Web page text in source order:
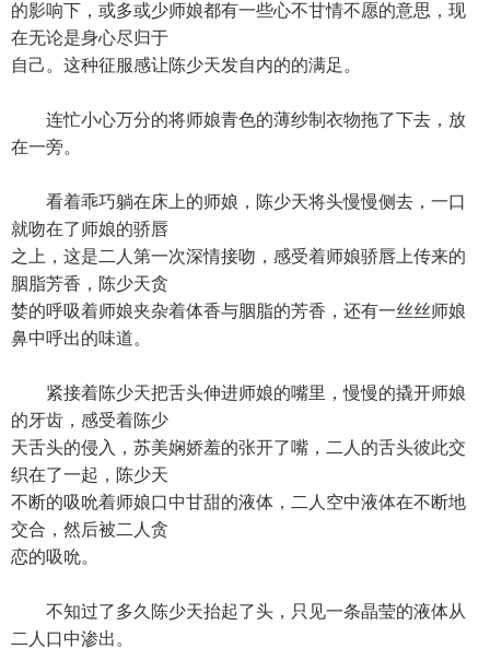
的影响下，或多或少师娘都有一些心不甘情不愿的意思，现
在无论是身心尽归于
自己。这种征服感让陈少天发自内的的满足。
连忙小心万分的将师娘青色的薄纱制衣物拖了下去，放
在一旁。
看着乖巧躺在床上的师娘，陈少天将头慢慢侧去，一口
就吻在了师娘的骄唇
之上，这是二人第一次深情接吻，感受着师娘骄唇上传来的
胭脂芳香，陈少天贪
婪的呼吸着师娘夹杂着体香与胭脂的芳香，还有一丝丝师娘
鼻中呼出的味道。
紧接着陈少天把舌头伸进师娘的嘴里，慢慢的撬开师娘
的牙齿，感受着陈少
天舌头的侵入，苏美娴娇羞的张开了嘴，二人的舌头彼此交
织在了一起，陈少天
不断的吸吮着师娘口中甘甜的液体，二人空中液体在不断地
交合，然后被二人贪
恋的吸吮。
不知过了多久陈少天抬起了头，只见一条晶莹的液体从
二人口中渗出。